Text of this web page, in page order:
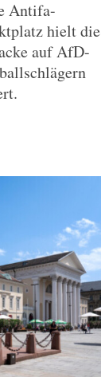
Antifa-
hielt die
auf AfD-